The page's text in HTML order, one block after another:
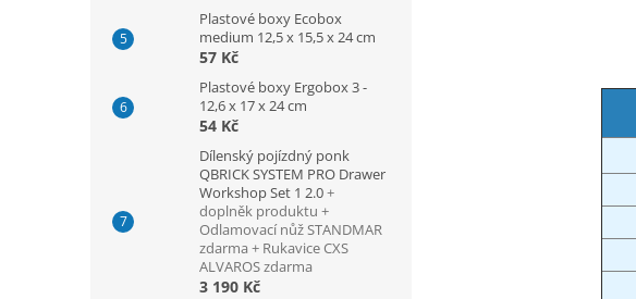
Plastové boxy Ecobox
medium 12,5 x 15,5 x 24 cm
57 Kč
Plastové boxy Ergobox 3 -
12,6 x 17 x 24 cm
54 Kč
Dílenský pojízdný ponk
QBRICK SYSTEM PRO Drawer
Workshop Set 1 2.0+
doplněk produktu +
Odlamovací nůž STANDMAR
zdarma + Rukavice CXS
ALVAROS zdarma
3 190 Kč